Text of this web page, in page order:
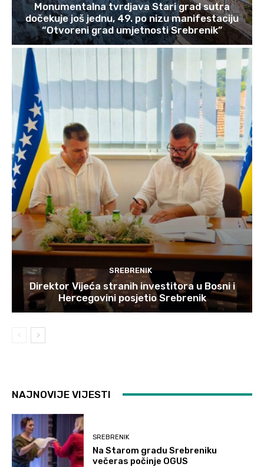
Monumentalna tvrdjava Stari grad sutra
dočekuje još jednu, 49. po nizu manifestaciju
“Otvoreni grad umjetnosti Srebrenik”
SREBRENIK
Direktor Vijeća stranih investitora u Bosni i
Hercegovini posjetio Srebrenik
NAJNOVIJE VIJESTI
SREBRENIK
Na Starom gradu Srebreniku
večeras počinje OGUS